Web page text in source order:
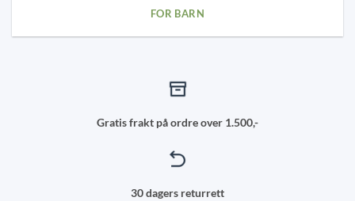
FOR BARN
Gratis frakt på ordre over 1.500,-
30 dagers returrett